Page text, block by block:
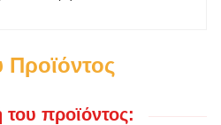
Προϊόντος
του προϊόντος: